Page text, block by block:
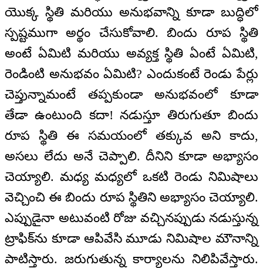
యొక్క స్థితి మరియు అనుభవాన్ని కూడా బుద్ధిలో
స్పష్టముగా అర్థం చేసుకోవాలి. బిందు రూప స్థితి
అంటే ఏమిటి మరియు అవ్యక్త స్థితి ఏంటే ఏమిటి,
రెండింటి అనుభవం ఏమిటి? ఎందుకంటే రెండు పేర్లు
చెప్తున్నామంటే తప్పకుండా అనుభవంలో కూడా
తేడా ఉంటుంది కదా! నడుస్తూ తిరుగుతూ బిందు
రూప స్థితి ఈ సమయంలో తక్కువ అని కాదు,
అసలు లేదు అనే చెప్పాలి. దీనిని కూడా అభ్యాసం
చెయ్యాలి. మధ్య మధ్యలో ఒకటి రెండు నిమిషాలు
వెచ్చించి ఈ బిందు రూప స్థితిని అభ్యాసం చెయ్యాలి.
ఎప్పుడైనా అటువంటి రోజు వచ్చినప్పుడు నడుస్తున్న
ట్రాఫిక్‌ను కూడా ఆపివేసి మూడు నిమిషాల మౌనాన్ని
పాటిస్తారు. జరుగుతున్న కార్యాలను నిలిపివేస్తారు.